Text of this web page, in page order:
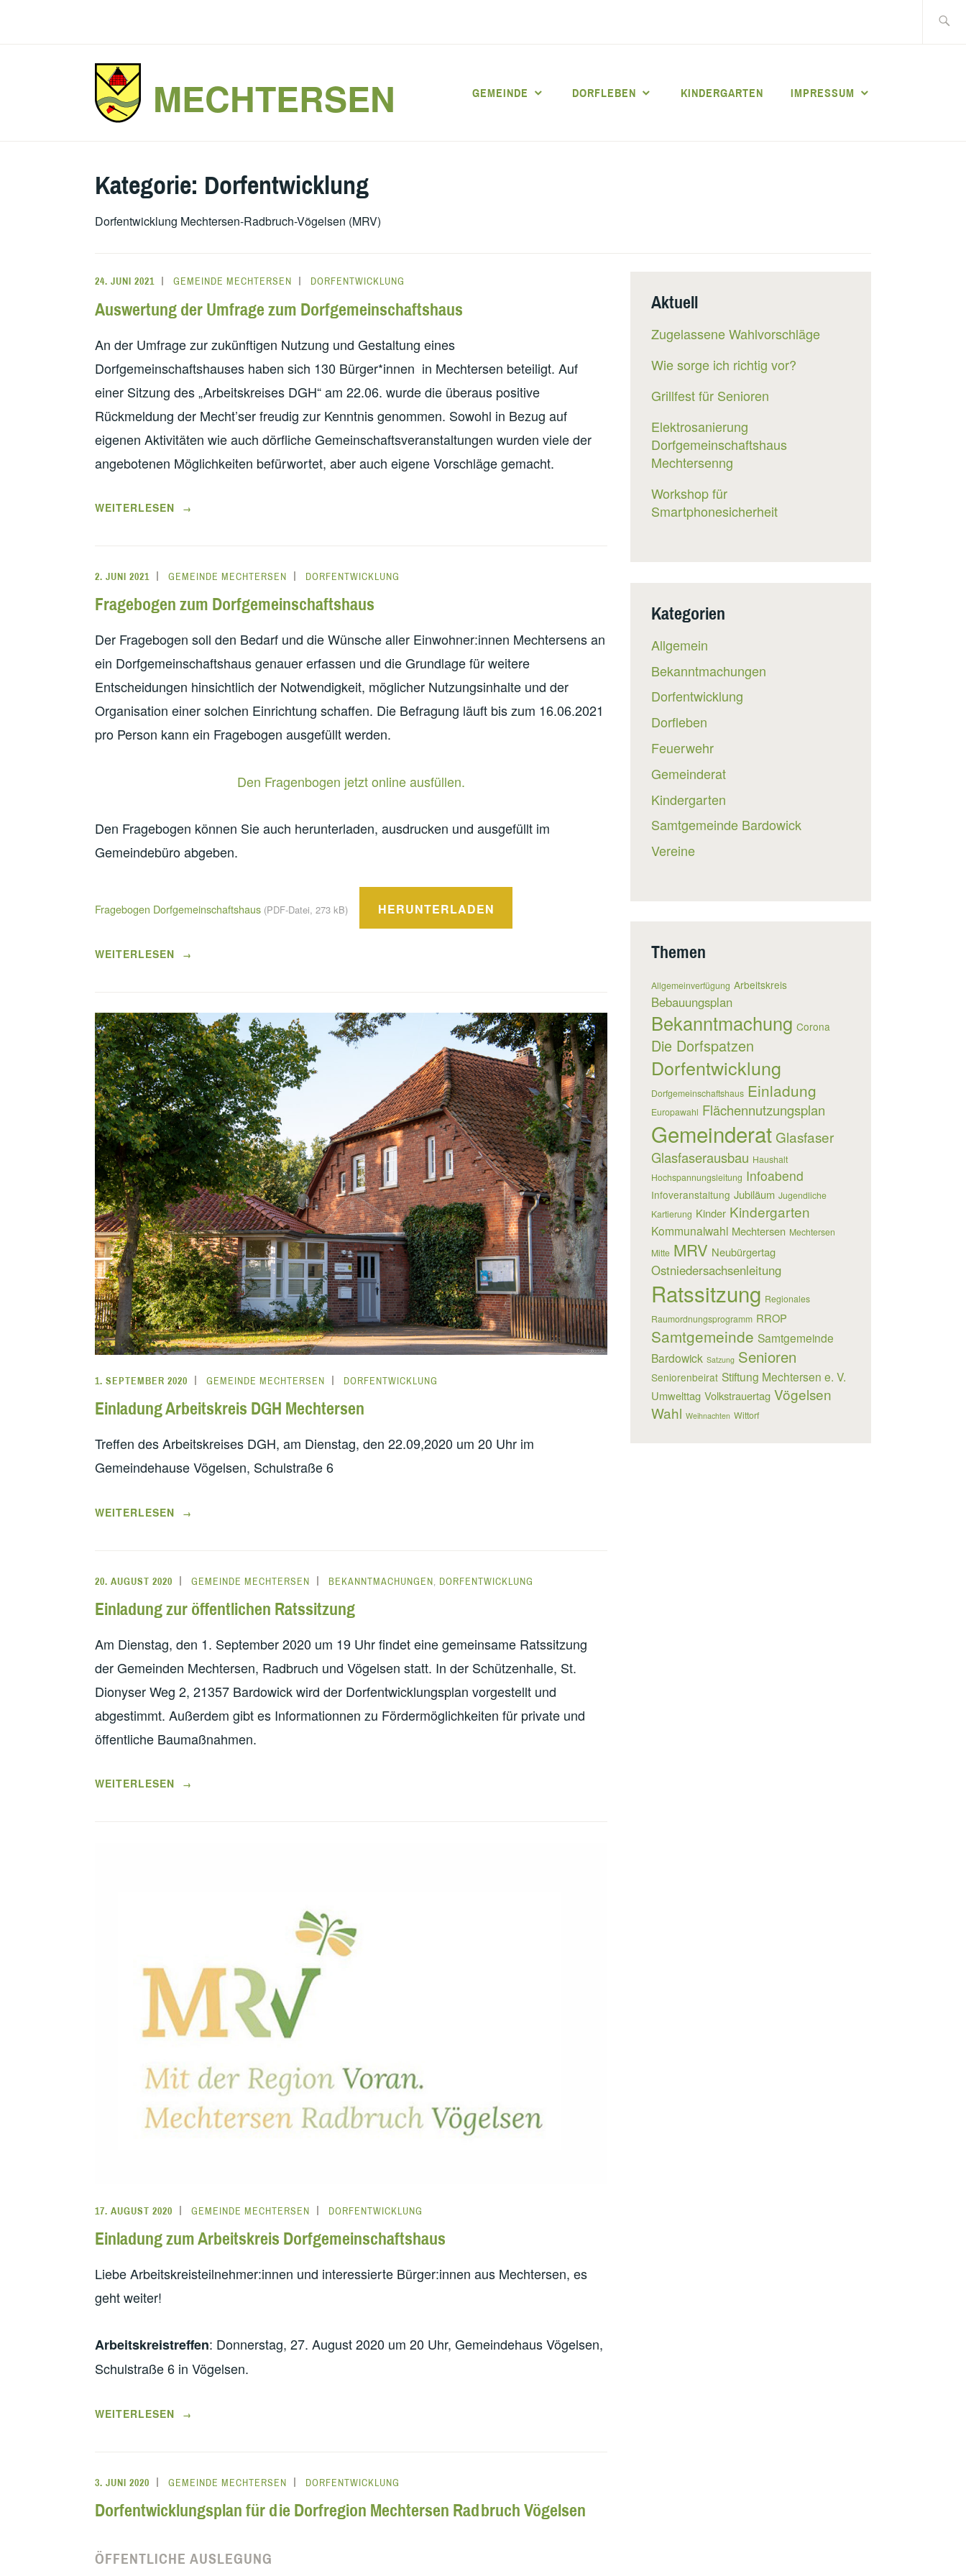
nach:
MECHTERSEN GEMEINDE DORFLEBEN KINDERGARTEN IMPRESSUM
Kategorie: Dorfentwicklung
Dorfentwicklung Mechtersen-Radbruch-Vögelsen (MRV)
24. JUNI 2021 GEMEINDE MECHTERSEN DORFENTWICKLUNG
Auswertung der Umfrage zum Dorfgemeinschaftshaus
An der Umfrage zur zukünftigen Nutzung und Gestaltung eines
Dorfgemeinschaftshauses haben sich 130 Bürger*innen in Mechtersen beteiligt. Auf
einer Sitzung des „Arbeitskreises DGH“ am 22.06. wurde die überaus positive
Rückmeldung der Mecht’ser freudig zur Kenntnis genommen. Sowohl in Bezug auf
eigenen Aktivitäten wie auch dörfliche Gemeinschaftsveranstaltungen wurden viele der
angebotenen Möglichkeiten befürwortet, aber auch eigene Vorschläge gemacht.
„AUSWERTUNG
DORFGEMEINSCHAFTSHAUS“
WEITERLESEN →
2. JUNI 2021 GEMEINDE MECHTERSEN DORFENTWICKLUNG
Fragebogen zum Dorfgemeinschaftshaus
Der Fragebogen soll den Bedarf und die Wünsche aller Einwohner:innen Mechtersens an
ein Dorfgemeinschaftshaus genauer erfassen und die Grundlage für weitere
Entscheidungen hinsichtlich der Notwendigkeit, möglicher Nutzungsinhalte und der
Organisation einer solchen Einrichtung schaffen. Die Befragung läuft bis zum 16.06.2021
pro Person kann ein Fragebogen ausgefüllt werden.
Den Fragenbogen jetzt online ausfüllen.
Den Fragebogen können Sie auch herunterladen, ausdrucken und ausgefüllt im
Gemeindebüro abgeben.
Fragebogen Dorfgemeinschaftshaus (PDF-Datei, 273 kB) HERUNTERLADEN
„FRAGEBOGEN
WEITERLESEN →
1. SEPTEMBER 2020 GEMEINDE MECHTERSEN DORFENTWICKLUNG
Einladung Arbeitskreis DGH Mechtersen
Treffen des Arbeitskreises DGH, am Dienstag, den 22.09,2020 um 20 Uhr im
Gemeindehause Vögelsen, Schulstraße 6
„EINLADUNG
WEITERLESEN →
20. AUGUST 2020 GEMEINDE MECHTERSEN BEKANNTMACHUNGEN DORFENTWICKLUNG
Einladung zur öffentlichen Ratssitzung
Am Dienstag, den 1. September 2020 um 19 Uhr findet eine gemeinsame Ratssitzung
der Gemeinden Mechtersen, Radbruch und Vögelsen statt. In der Schützenhalle, St.
Dionyser Weg 2, 21357 Bardowick wird der Dorfentwicklungsplan vorgestellt und
abgestimmt. Außerdem gibt es Informationnen zu Fördermöglichkeiten für private und
öffentliche Baumaßnahmen.
„EINLADUNG
WEITERLESEN →
17. AUGUST 2020 GEMEINDE MECHTERSEN DORFENTWICKLUNG
Einladung zum Arbeitskreis Dorfgemeinschaftshaus
Liebe Arbeitskreisteilnehmer:innen und interessierte Bürger:innen aus Mechtersen, es
geht weiter!
Arbeitskreistreffen: Donnerstag, 27. August 2020 um 20 Uhr, Gemeindehaus Vögelsen,
Schulstraße 6 in Vögelsen.
„EINLADUNG
WEITERLESEN →
3. JUNI 2020 GEMEINDE MECHTERSEN DORFENTWICKLUNG
Dorfentwicklungsplan für die Dorfregion Mechtersen Radbruch Vögelsen
ÖFFENTLICHE AUSLEGUNG
Aktuell
Zugelassene Wahlvorschläge
Wie sorge ich richtig vor?
Grillfest für Senioren
Elektrosanierung
Dorfgemeinschaftshaus
Mechtersenng
Workshop für
Smartphonesicherheit
Kategorien
Allgemein
Bekanntmachungen
Dorfentwicklung
Dorfleben
Feuerwehr
Gemeinderat
Kindergarten
Samtgemeinde Bardowick
Vereine
Themen
Allgemeinverfügung Arbeitskreis
Bebauungsplan
Bekanntmachung Corona
Die Dorfspatzen
Dorfentwicklung
Dorfgemeinschaftshaus Einladung
Europawahl Flächennutzungsplan
Gemeinderat Glasfaser
Glasfaserausbau Haushalt
Hochspannungsleitung Infoabend
Infoveranstaltung Jubiläum Jugendliche
Kartierung Kinder Kindergarten
Kommunalwahl Mechtersen Mechtersen
Mitte MRV Neubürgertag
Ostniedersachsenleitung
Ratssitzung Regionales
Raumordnungsprogramm RROP
Samtgemeinde Samtgemeinde
Bardowick Satzung Senioren
Seniorenbeirat Stiftung Mechtersen e. V.
Umwelttag Volkstrauertag Vögelsen
Wahl Weihnachten Wittorf